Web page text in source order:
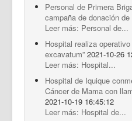
Personal de Primera
campaña de donación de
Leer más: Personal de...
Hospital realiza
excavatum” 2021-10-26
Leer más: Hospital...
Hospital de Iquique
Cáncer de Mama con
2021-10-19 16:45:12
Leer más: Hospital de...